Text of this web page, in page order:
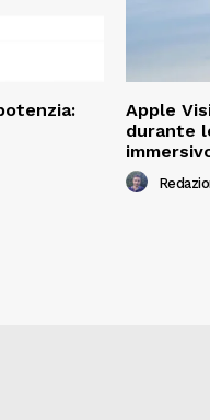
Apple
durante